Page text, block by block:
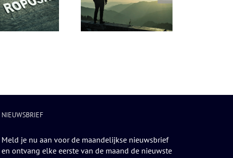
sovereign cloud goed
nieuws is voor engineers
NIEUWSBRIEF
Meld je nu aan voor de maandelijkse nieuwsbrief
en ontvang elke eerste van de maand de nieuwste